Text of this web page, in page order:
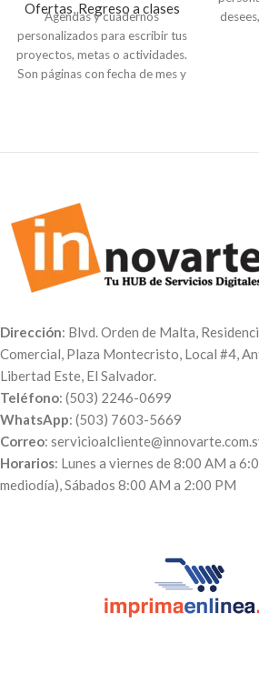
Ofertas,Regreso a clases
Agendas y cuadernos
personalizados para escribir tus
proyectos, metas o actividades.
Son páginas con fecha de mes y
imagen y crea tu propia agenda
Dirección: Blvd. Orden de Malta,
Comercial, Plaza Montecristo, Local #4,
Libertad Este, El Salvador.
Teléfono: (503) 2246-0699
WhatsApp: (503) 7603-5669
Correo:
Horarios: Lunes a viernes de 8:00 AM a
mediodía), Sábados 8:00 AM a 2:00 PM